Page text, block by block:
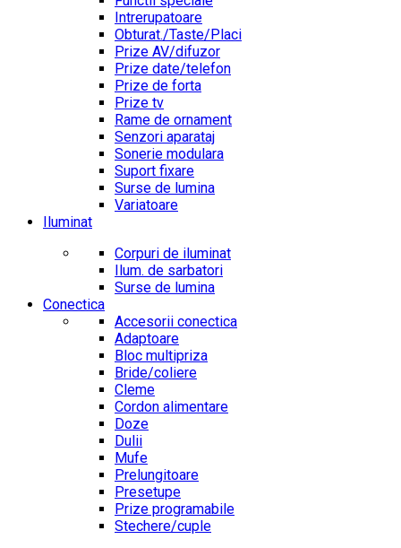
Intrerupatoare
Obturat./Taste/Placi
Prize AV/difuzor
Prize date/telefon
Prize de forta
Prize tv
Rame de ornament
Senzori aparataj
Sonerie modulara
Suport fixare
Surse de lumina
Variatoare
Iluminat
Corpuri de iluminat
Ilum. de sarbatori
Surse de lumina
Conectica
Accesorii conectica
Adaptoare
Bloc multipriza
Bride/coliere
Cleme
Cordon alimentare
Doze
Dulii
Mufe
Prelungitoare
Presetupe
Prize programabile
Stechere/cuple